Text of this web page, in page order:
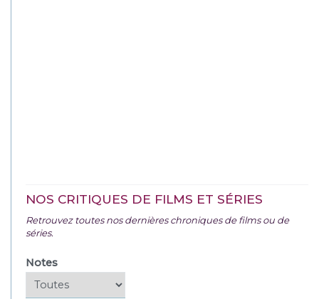
NOS CRITIQUES DE FILMS ET SÉRIES
Retrouvez toutes nos dernières chroniques de films ou de
séries.
Notes